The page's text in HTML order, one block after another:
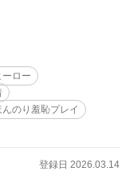
ロー
んのり羞恥プレイ
登録日 2026.03.14